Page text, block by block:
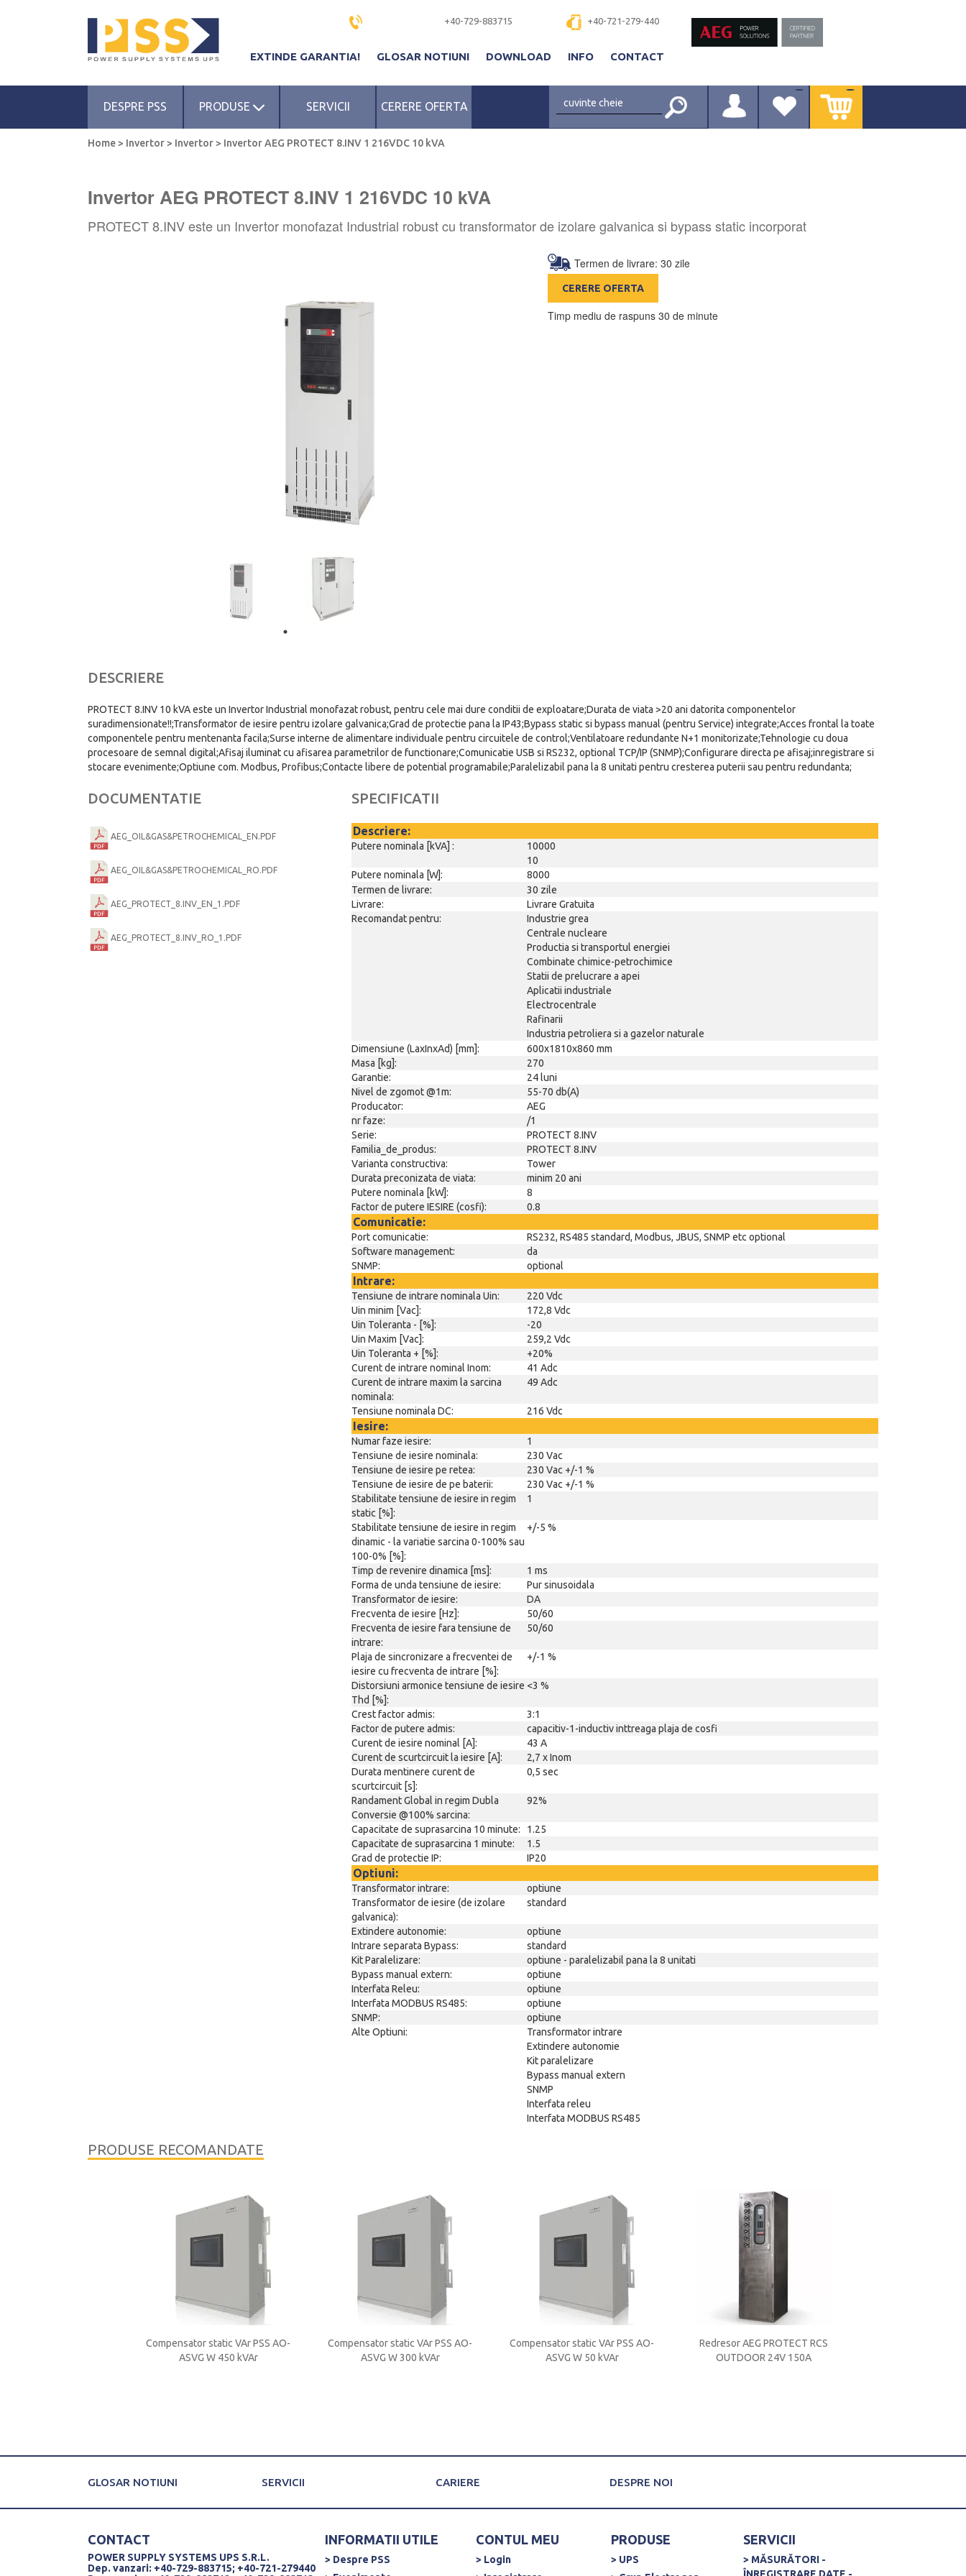
+40-729-883715 +40-721-279-440
EXTINDE GARANTIA! GLOSAR NOTIUNI DOWNLOAD INFO CONTACT
DESPRE PSS PRODUSE SERVICII CERERE OFERTA
Home> Invertor> Invertor> Invertor AEG PROTECT 8.INV 1 216VDC 10 kVA
Invertor AEG PROTECT 8.INV 1 216VDC 10 kVA
PROTECT 8.INV este un Invertor monofazat Industrial robust cu transformator de izolare galvanica si bypass static incorporat
Termen de livrare: 30 zile
CERERE OFERTA
Timp mediu de raspuns 30 de minute
DESCRIERE
PROTECT 8.INV 10 kVA este un Invertor Industrial monofazat robust, pentru cele mai dure conditii de exploatare;Durata de viata >20 ani datorita componentelor
suradimensionate!!;Transformator de iesire pentru izolare galvanica;Grad de protectie pana la IP43;Bypass static si bypass manual (pentru Service) integrate;Acces frontal la toate
componentele pentru mentenanta facila;Surse interne de alimentare individuale pentru circuitele de control;Ventilatoare redundante N+1 monitorizate;Tehnologie cu doua
procesoare de semnal digital;Afisaj iluminat cu afisarea parametrilor de functionare;Comunicatie USB si RS232, optional TCP/IP (SNMP);Configurare directa pe afisaj;inregistrare si
stocare evenimente;Optiune com. Modbus, Profibus;Contacte libere de potential programabile;Paralelizabil pana la 8 unitati pentru cresterea puterii sau pentru redundanta;
DOCUMENTATIE
AEG_OIL&GAS&PETROCHEMICAL_EN.PDF
AEG_OIL&GAS&PETROCHEMICAL_RO.PDF
AEG_PROTECT_8.INV_EN_1.PDF
AEG_PROTECT_8.INV_RO_1.PDF
SPECIFICATII
Descriere:
Putere nominala [kVA] :
10000
10
Putere nominala [W]:
8000
Termen de livrare:
30 zile
Livrare:
Livrare Gratuita
Recomandat pentru:
Industrie grea
Centrale nucleare
Productia si transportul energiei
Combinate chimice-petrochimice
Statii de prelucrare a apei
Aplicatii industriale
Electrocentrale
Rafinarii
Industria petroliera si a gazelor naturale
Dimensiune (LaxInxAd) [mm]:
600x1810x860 mm
Masa [kg]:
270
Garantie:
24 luni
Nivel de zgomot @1m:
55-70 db(A)
Producator:
AEG
nr faze:
/1
Serie:
PROTECT 8.INV
Familia_de_produs:
PROTECT 8.INV
Varianta constructiva:
Tower
Durata preconizata de viata:
minim 20 ani
Putere nominala [kW]:
8
Factor de putere IESIRE (cosfi):
0.8
Comunicatie:
Port comunicatie:
RS232, RS485 standard, Modbus, JBUS, SNMP etc optional
Software management:
da
SNMP:
optional
Intrare:
Tensiune de intrare nominala Uin:
220 Vdc
Uin minim [Vac]:
172,8 Vdc
Uin Toleranta - [%]:
-20
Uin Maxim [Vac]:
259,2 Vdc
Uin Toleranta + [%]:
+20%
Curent de intrare nominal Inom:
41 Adc
Curent de intrare maxim la sarcina
nominala:
49 Adc
Tensiune nominala DC: 216 Vdc
Iesire:
Numar faze iesire:
1
Tensiune de iesire nominala:
230 Vac
Tensiune de iesire pe retea:
230 Vac +/-1 %
Tensiune de iesire de pe baterii:
230 Vac +/-1 %
Stabilitate tensiune de iesire in regim
static [%]:
1
Stabilitate tensiune de iesire in regim
dinamic - la variatie sarcina 0-100% sau
100-0% [%]:
+/-5 %
Timp de revenire dinamica [ms]:
1 ms
Forma de unda tensiune de iesire:
Pur sinusoidala
Transformator de iesire:
DA
Frecventa de iesire [Hz]:
50/60
Frecventa de iesire fara tensiune de
intrare:
50/60
Plaja de sincronizare a frecventei de
iesire cu frecventa de intrare [%]:
+/-1 %
Distorsiuni armonice tensiune de iesire
Thd [%]:
<3 %
Crest factor admis:
3:1
Factor de putere admis:
capacitiv-1-inductiv inttreaga plaja de cosfi
Curent de iesire nominal [A]:
43 A
Curent de scurtcircuit la iesire [A]:
2,7 x Inom
Durata mentinere curent de
scurtcircuit [s]:
0,5 sec
Randament Global in regim Dubla
Conversie @100% sarcina:
92%
Capacitate de suprasarcina 10 minute:
1.25
Capacitate de suprasarcina 1 minute:
1.5
Grad de protectie IP:
IP20
Optiuni:
Transformator intrare:
optiune
Transformator de iesire (de izolare
galvanica):
standard
Extindere autonomie:
optiune
Intrare separata Bypass:
standard
Kit Paralelizare:
optiune - paralelizabil pana la 8 unitati
Bypass manual extern:
optiune
Interfata Releu:
optiune
Interfata MODBUS RS485:
optiune
SNMP:
optiune
Alte Optiuni:
Transformator intrare
Extindere autonomie
Kit paralelizare
Bypass manual extern
SNMP
Interfata releu
Interfata MODBUS RS485
PRODUSE RECOMANDATE
Compensator static VAr PSS AO-
ASVG W 450 kVAr
Compensator static VAr PSS AO-
ASVG W 300 kVAr
Compensator static VAr PSS AO-
ASVG W 50 kVAr
Redresor AEG PROTECT RCS
OUTDOOR 24V 150A
GLOSAR NOTIUNI SERVICII CARIERE DESPRE NOI
CONTACT
POWER SUPPLY SYSTEMS UPS S.R.L.
Dep. vanzari: +40-729-883715; +40-721-279440
INFORMATII UTILE
> Despre PSS
CONTUL MEU
> Login
PRODUSE
> UPS
SERVICII
> MĂSURĂTORI -
ÎNREGISTRARE DATE -